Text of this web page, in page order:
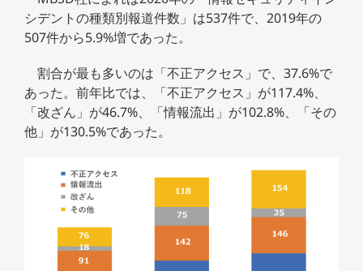
シデントの種類別報道件数」は537件で、2019年の
507件から5.9%増であった。
割合が最も多いのは「不正アクセス」で、37.6%で
あった。前年比では、「不正アクセス」が117.4%、
「改ざん」が46.7%、「情報流出」が102.8%、「その
他」が130.5%であった。